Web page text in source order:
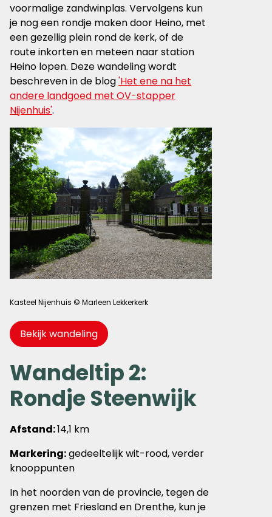
voormalige zandwinplas. Vervolgens kun
je nog een rondje maken door Heino, met
een gezellig plein rond de kerk, of de
route inkorten en meteen naar station
Heino lopen. Deze wandeling wordt
beschreven in de blog'Het ene na het
andere landgoed met OV-stapper
Nijenhuis'.
Kasteel Nijenhuis © Marleen Lekkerkerk
Bekijk wandeling
Wandeltip 2:
Rondje Steenwijk
Afstand:14,1 km
Markering:gedeeltelijk wit-rood, verder
knooppunten
In het noorden van de provincie, tegen de
grenzen met Friesland en Drenthe, kun je